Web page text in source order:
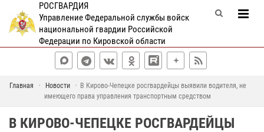
РОСГВАРДИЯ
Управление Федеральной службы войск
национальной гвардии Российской
Федерации по Кировской области
Главная Новости
В Кирово-Чепецке росгвардейцы выявили водителя, не
имеющего права управления транспортным средством
В КИРОВО-ЧЕПЕЦКЕ РОСГВАРДЕЙЦЫ